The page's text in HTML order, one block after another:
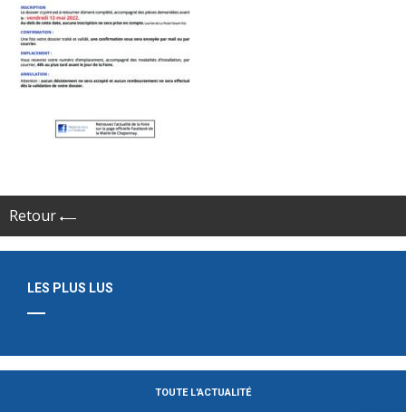
Retour
LES PLUS LUS
TOUTE L'ACTUALITÉ